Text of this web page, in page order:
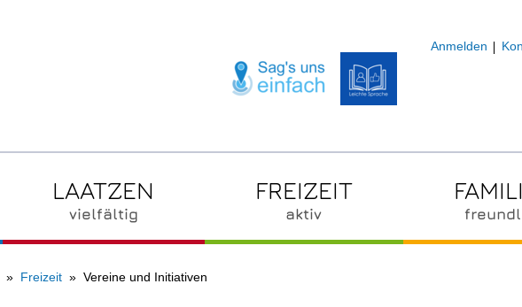
Anmelden
LAATZEN
vielfältig
FREIZEIT
aktiv
Freizeit Vereine und Initiativen